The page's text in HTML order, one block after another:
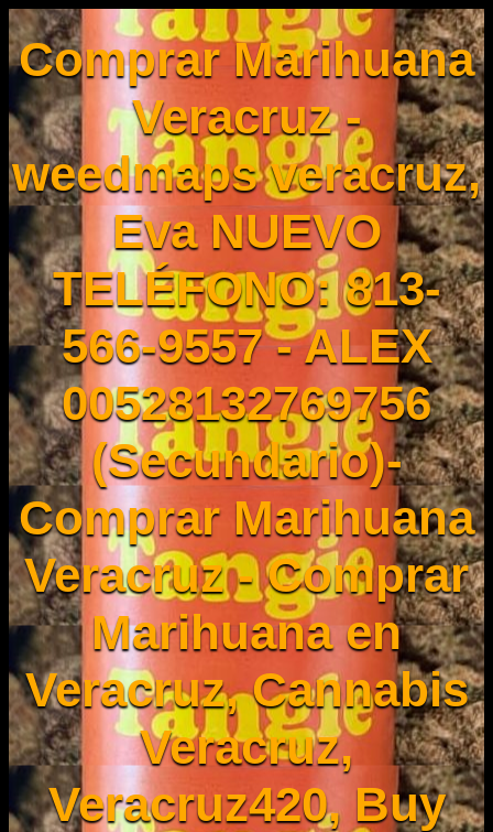
Comprar Marihuana
Veracruz -
weedmaps veracruz,
Eva NUEVO
TELÉFONO: 813-
566-9557 - ALEX
00528132769756
(Secundario)-
Comprar Marihuana
Veracruz - Comprar
Marihuana en
Veracruz, Cannabis
Veracruz,
Veracruz420, Buy